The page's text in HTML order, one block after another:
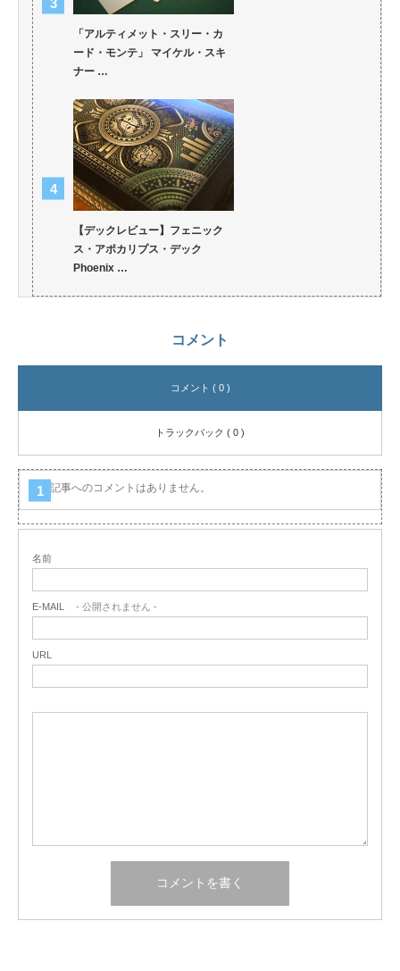
「アルティメット・スリー・カ
ード・モンテ」 マイケル・スキ
ナー …
【デックレビュー】フェニック
ス・アポカリプス・デック
Phoenix …
コメント
コメント ( 0 )
トラックバック ( 0 )
この記事へのコメントはありません。
名前
E-MAIL - 公開されません -
URL